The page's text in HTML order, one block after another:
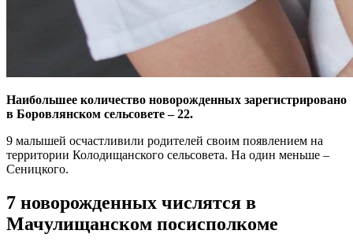
Наибольшее количество новорожденных зарегистрировано
в Боровлянском сельсовете – 22.
9 малышей осчастливили родителей своим появлением на
территории Колодищанского сельсовета. На один меньше –
Сеницкого.
7 новорожденных числятся в
Мачулищанском посисполкоме